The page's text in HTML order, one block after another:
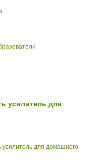
усилитель для
усилитель для домашнего